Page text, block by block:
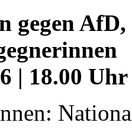
gegen
| 18.00